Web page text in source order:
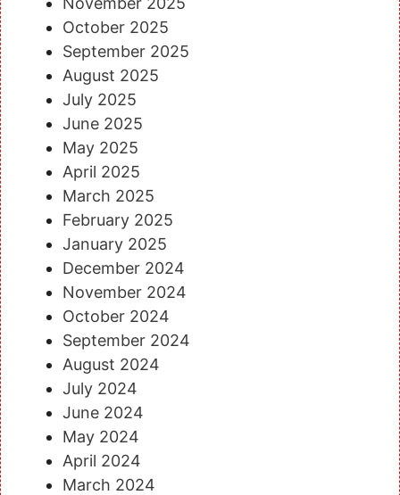
October 2025
September 2025
August 2025
July 2025
June 2025
May 2025
April 2025
March 2025
February 2025
January 2025
December 2024
November 2024
October 2024
September 2024
August 2024
July 2024
June 2024
May 2024
April 2024
March 2024